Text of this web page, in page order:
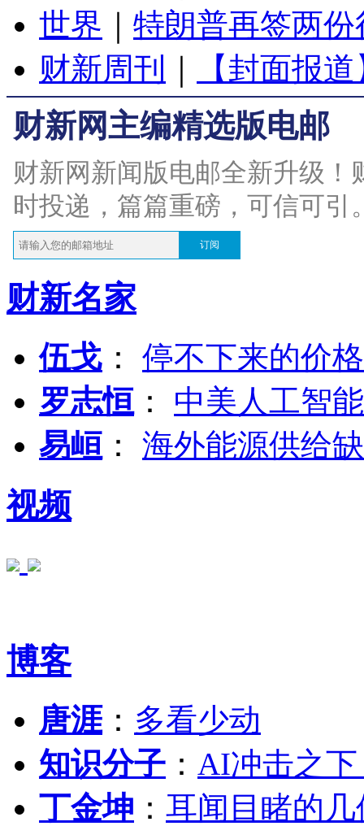
世界
特朗普再签两
财新周刊
【封面报
财新网主编精选版电邮
财新网新闻版电邮全新升级
时投递，篇篇重磅，可信可引
订阅
财新名家
伍戈 ： 停不下来的价
罗志恒 ： 中美人工智
易峘 ： 海外能源供给
视频
博客
唐涯： 多看少动
知识分子 ： AI冲击之
丁金坤 ： 耳闻目睹的